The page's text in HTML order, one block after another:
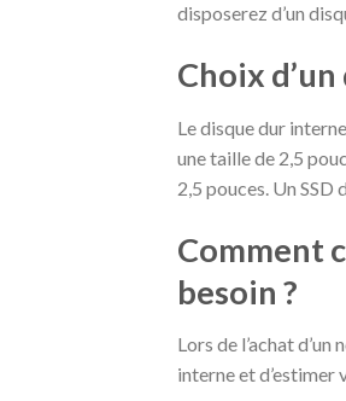
disposerez d’un
Choix
Le disque dur
une taille de 2,5
2,5 pouces. Un SSD
Comment
besoin ?
Lors de l’achat
interne et d’estimer